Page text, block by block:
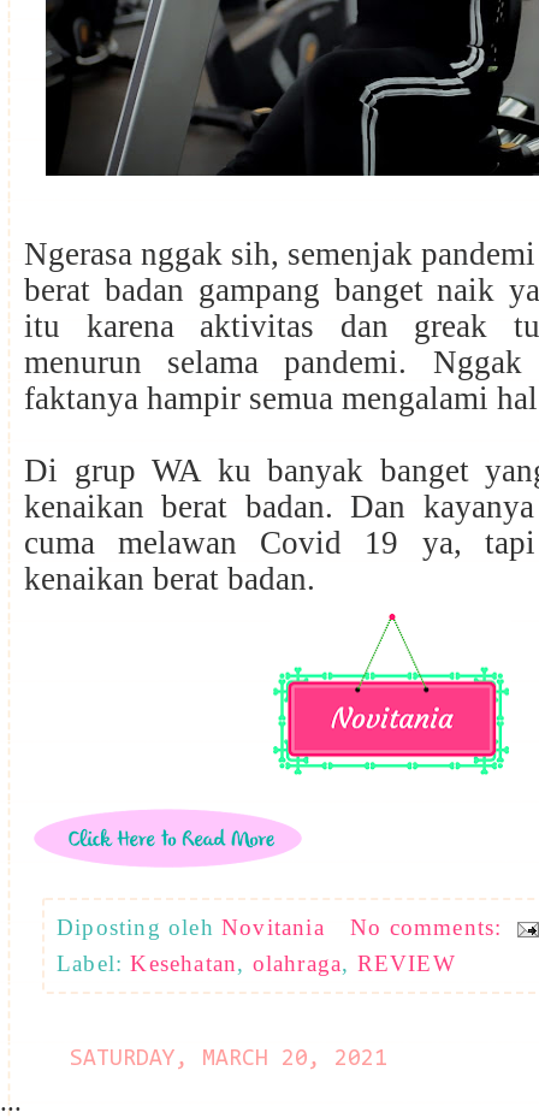
Ngerasa nggak sih, semenjak
berat badan gampang banget naik
itu karena aktivitas dan greak
menurun selama pandemi.
faktanya hampir semua mengalami
Di grup WA ku banyak banget
kenaikan berat badan. Dan
cuma melawan Covid 19 ya,
kenaikan berat badan.
Diposting oleh Novitania
No comments:
Label:Kesehatan, olahraga, REVIEW
SATURDAY, MARCH 20, 2021
...